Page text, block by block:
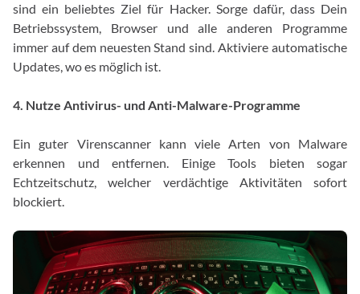
sind ein beliebtes Ziel für Hacker. Sorge dafür, dass Dein
Betriebssystem, Browser und alle anderen Programme
immer auf dem neuesten Stand sind. Aktiviere automatische
Updates, wo es möglich ist.
4. Nutze Antivirus- und Anti-Malware-Programme
Ein guter Virenscanner kann viele Arten von Malware
erkennen und entfernen. Einige Tools bieten sogar
Echtzeitschutz, welcher verdächtige Aktivitäten sofort
blockiert.